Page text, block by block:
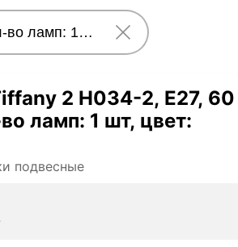
2 H034-2, E27, 60
ламп: 1 шт, цвет:
подвесные